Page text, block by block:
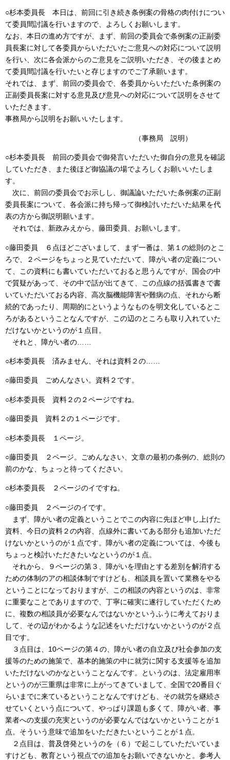
○杉本委員長 本日は、前回に引き続き条例案の骨格の肉付けについ
て委員間討議を行いますので、よろしくお願いします。
なお、本日の進め方ですが、まず、前回の委員会で条例案の正副委
員長案に対して各委員からいただいたご意見への対応について説明
を行い、次に各会派からのご意見をご説明いただき、その後まとめ
て委員間討議を行いたいと存じますのでご了承願います。
それでは、まず、前回の委員会で、各委員からいただいた条例案の
正副委員長案に対する意見及び意見への対応について説明をさせて
いただきます。
事務局から説明をお願いいたします。
（事務局 説明）
○杉本委員長 前回の委員会で御発言いただいた御自分の意見を確認
していただき、また後ほど御協議の場でよろしくお願いいたしま
す。
次に、前回の委員会でお示しし、御議論いただいた条例案の正副
委員長案について、各会派に持ち帰って御検討いただいた結果を代
表の方から御説明願います。
それでは、新政みえから、藤田委員、お願いします。
○藤田委員 ６点ほどございまして、まず一番は、第１の総則のとこ
ろで、２ページをちょっと見ていただいて、障がい者の定義につい
て、この資料にも書いていただいておると思うんですが、国会の中
で質疑があって、その中で話が出てきて、この点線の括弧書きで書
いていただいておる内容、高次脳機能障害や難病の点、それから断
続的であったり、周期的にというようなものを明文化しているとこ
ろがあるということなんですが、この辺のところも取り入れていた
だけないかというのが１点目。
それと、障がい者の……
○杉本委員長 済みません、それは資料２の……
○藤田委員 ごめんなさい。資料２です。
○杉本委員長 資料２の２ページですね。
○藤田委員 資料２の１ページです。
○杉本委員長 １ページ。
○藤田委員 ２ページ。ごめんなさい、文章の最初の条例の、総則の
前のかな、ちょっと待ってください。
○杉本委員長 ２ページのイですね。
○藤田委員 ２ページのイです。
まず、障がい者の定義ということでこの内容に先ほど申し上げた
資料、今日の資料２の内容、点線外に書いてある部分も追加いただ
けないかというのが１点です。障がい者の定義については、今後も
ちょっと検討いただきたいなというのが１点。
それから、９ページの第３、障がいを理由とする差別を解消する
ための体制のアの相談体制ですけども、相談員を置いて業務をやる
ということになっておりますが、この相談の内容というのは、非常
に重要なことでありますので、丁寧に確実に遂行していただくため
に、複数の相談員が必要なんではないかというふうに考えておりま
して、その辺がわかるような記述をいただけないかというのが２点
目です。
３点目は、10ページの第４の、障がい者の自立及び社会参加の支
援等のための施策で、基本的施策の中に就労に関する支援等を追加
いただけないのかなということなんです。というのは、法定雇用率
というのが三重県は非常に上がってきていまして、全国で20番目ぐ
らいまでに来ているということなんですけども、その就労を継続さ
せていくという点について、やっぱり課題も多くて、障がい者、事
業者への支援の充実というのが必要なんではないかということが１
点。そういう意味で追加をいただきたいということが１点。
２点目は、普及啓発というのを（６）で起こしていただいていま
すけども、教育という視点での追加をお願いできないかと。参考人